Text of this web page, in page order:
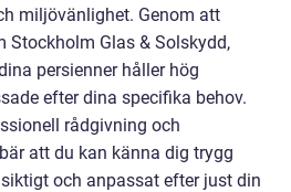
miljövänlighet. Genom att
Stockholm Glas & Solskydd,
persienner håller hög
efter dina specifika behov.
rådgivning och
att du kan känna dig trygg
och anpassat efter just din